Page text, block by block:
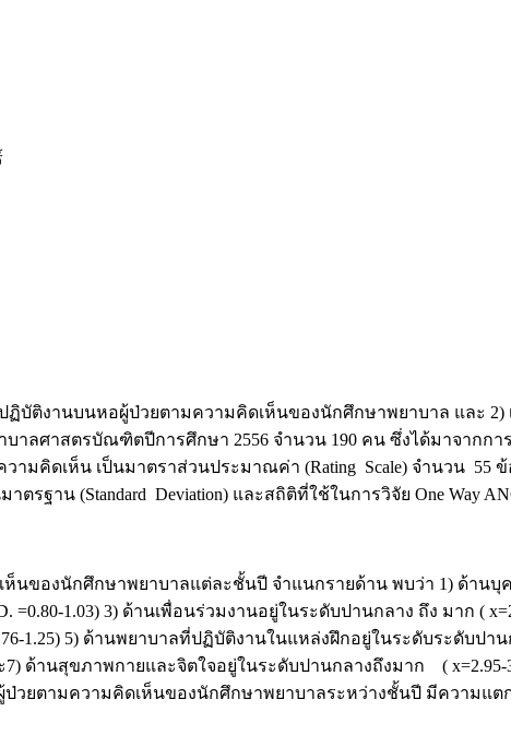
บัติงานบนหอผู้ป่วยตามความคิดเห็นของนักศึกษาพยาบาล และ
ศาสตรบัณฑิตปีการศึกษา 2556 จำนวน 190 คน ซึ่งได้มาจากการสุ่
มคิดเห็น เป็นมาตราส่วนประมาณค่า (Rating Scale) จำนวน
รฐาน (Standard Deviation) และสถิติที่ใช้ในการวิจัย One Way
องนักศึกษาพยาบาลแต่ละชั้นปี จำแนกรายด้าน พบว่า 1) ด้านบุคค
=0.80-1.03) 3) ด้านเพื่อนร่วมงานอยู่ในระดับปานกลาง ถึง มาก (
1.25) 5) ด้านพยาบาลที่ปฏิบัติงานในแหล่งฝึกอยู่ในระดับระดับป
7) ด้านสุขภาพกายและจิตใจอยู่ในระดับปานกลางถึงมาก ( x=2.95-
วยตามความคิดเห็นของนักศึกษาพยาบาลระหว่างชั้นปี มีความแ